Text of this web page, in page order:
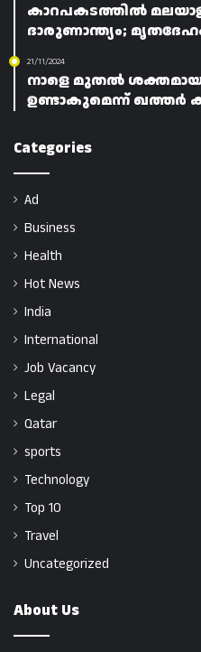
കാറപകടത്തിൽ
ദാരുണാന്ത്യം; മൃതദേഹം
21/11/2024
നാളെ മുതൽ ശക്തമായ
ഉണ്ടാകുമെന്ന് ഖത്തർ
Categories
Ad
Business
Health
Hot News
India
International
Job Vacancy
Legal
Qatar
sports
Technology
Top 10
Travel
Uncategorized
About Us